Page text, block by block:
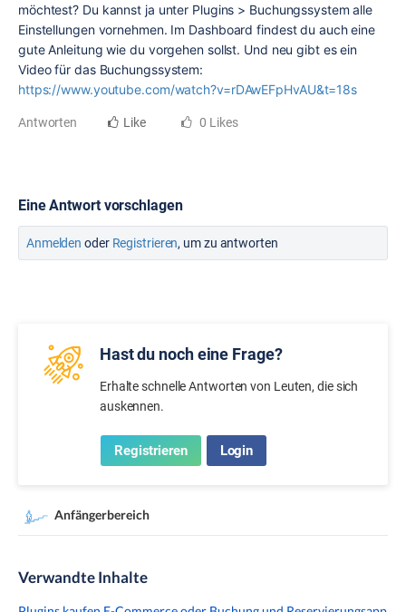
möchtest? Du kannst ja unter Plugins > Buchungssystem alle
Einstellungen vornehmen. Im Dashboard findest du auch eine
gute Anleitung wie du vorgehen sollst. Und neu gibt es ein
Video für das Buchungssystem:
https://www.youtube.com/watch?v=rDAwEFpHvAU&t=18s
Antworten Like 0 Likes
Eine Antwort vorschlagen
Anmelden oder Registrieren, um zu antworten
Hast du noch eine Frage?
Erhalte schnelle Antworten von Leuten, die sich
auskennen.
Registrieren Login
Anfängerbereich
Verwandte Inhalte